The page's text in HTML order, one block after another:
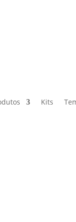
Kits